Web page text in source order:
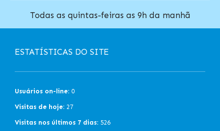
Todas as quintas-feiras as 9h da manhã
ESTATÍSTICAS DO SITE
Usuários on-line: 0
Visitas de hoje: 27
Visitas nos últimos 7 dias: 526